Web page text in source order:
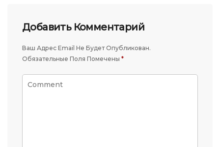
Добавить Комментарий
Ваш Адрес Email Не Будет Опубликован.
Обязательные Поля Помечены *